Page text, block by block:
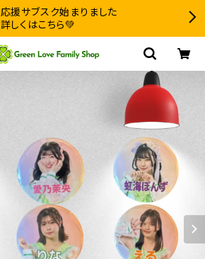
応援サブスク始まりました
詳しくはこちら💚